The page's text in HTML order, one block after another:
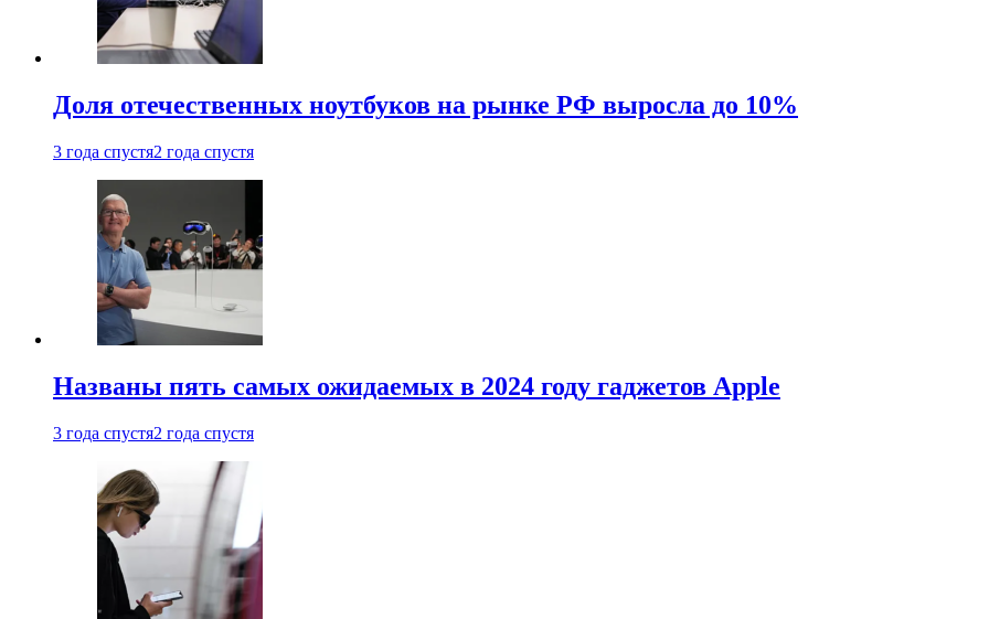
Доля отечественных ноутбуков на рынке РФ выросла до 10%
3 года спустя2 года спустя
Названы пять самых ожидаемых в 2024 году гаджетов Apple
3 года спустя2 года спустя